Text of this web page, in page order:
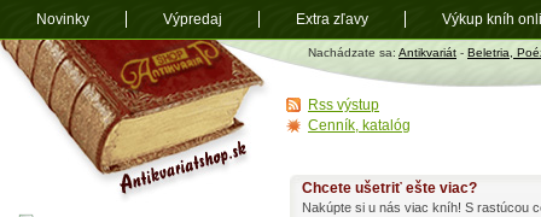
Antikvariát
shop.sk
Nachádzate sa: Antikvariát - Beletria,
Chcete ušetriť ešte viac?
Nakúpte si u nás viac kníh! S rastúcou
Rss výstup
Cenník, katalóg
Novinky Výpredaj Extra zľavy Výkup kníh